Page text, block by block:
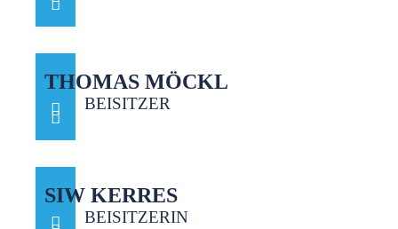
THOMAS MÖCKL
BEISITZER
SIW KERRES
BEISITZERIN